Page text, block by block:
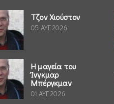
Τζον Χιούστον
05 ΑΥΓ 2026
Η μαγεία του
Ίνγκμαρ
Μπέργκμαν
01 ΑΥΓ 2026